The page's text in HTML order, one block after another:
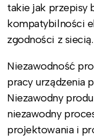
takie jak przepisy
kompatybilności
zgodności z siecią.
Niezawodność
pracy urządzenia
Niezawodny
niezawodny
projektowania i